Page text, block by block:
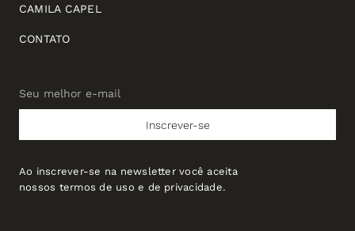
CAMILA CAPEL
CONTATO
Seu
Seu melhor e-mail
Inscrever-se
Ao inscrever-se na newsletter você aceita
nossos termos de uso e de privacidade.